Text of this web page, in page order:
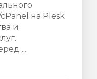
на Plesk
и
...